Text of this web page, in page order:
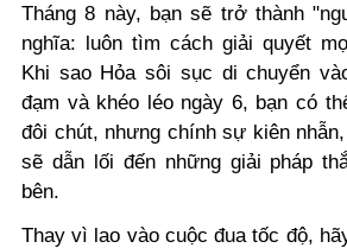
Tháng 8 này, bạn sẽ trở thành
nghĩa: luôn tìm cách giải quyết
Khi sao Hỏa sôi sục di chuyển
đạm và khéo léo ngày 6, bạn có
đôi chút, nhưng chính sự kiên
sẽ dẫn lối đến những giải pháp
bên.
Thay vì lao vào cuộc đua tốc độ,